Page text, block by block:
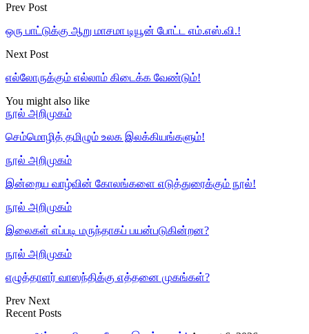
Prev Post
ஒரு பாட்டுக்கு ஆறு மாசமா டியூன் போட்ட எம்.எஸ்.வி.!
Next Post
எல்லோருக்கும் எல்லாம் கிடைக்க வேண்டும்!
You might also like
நூல் அறிமுகம்
செம்மொழித் தமிழும் உலக இலக்கியங்களும்!
நூல் அறிமுகம்
இன்றைய வாழ்வின் கோலங்களை எடுத்துரைக்கும் நூல்!
நூல் அறிமுகம்
இலைகள் எப்படி மருந்தாகப் பயன்படுகின்றன?
நூல் அறிமுகம்
எழுத்தாளர் வாஸந்திக்கு எத்தனை முகங்கள்?
Prev Next
Recent Posts